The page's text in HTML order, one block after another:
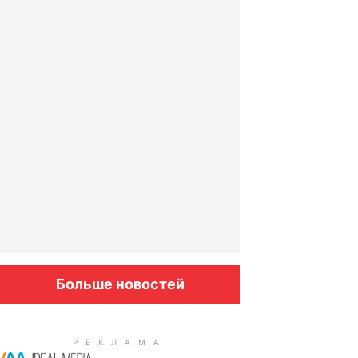
Больше новостей